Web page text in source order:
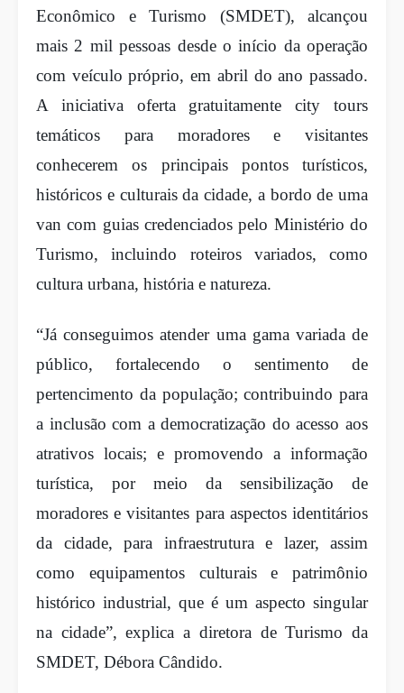
Econômico e Turismo (SMDET), alcançou
mais 2 mil pessoas desde o início da operação
com veículo próprio, em abril do ano passado.
A iniciativa oferta gratuitamente city tours
temáticos para moradores e visitantes
conhecerem os principais pontos turísticos,
históricos e culturais da cidade, a bordo de uma
van com guias credenciados pelo Ministério do
Turismo, incluindo roteiros variados, como
cultura urbana, história e natureza.
“Já conseguimos atender uma gama variada de
público, fortalecendo o sentimento de
pertencimento da população; contribuindo para
a inclusão com a democratização do acesso aos
atrativos locais; e promovendo a informação
turística, por meio da sensibilização de
moradores e visitantes para aspectos identitários
da cidade, para infraestrutura e lazer, assim
como equipamentos culturais e patrimônio
histórico industrial, que é um aspecto singular
na cidade”, explica a diretora de Turismo da
SMDET, Débora Cândido.